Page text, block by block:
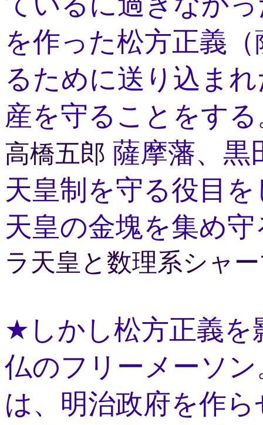
を作った松方正義
るために送り込ま
産を守ることをす
高橋五郎 薩摩藩、黒
天皇制を守る役目
天皇の金塊を集め
ラ天皇と数理系シャ
★しかし松方正義を
仏のフリーメーソ
は、明治政府を作